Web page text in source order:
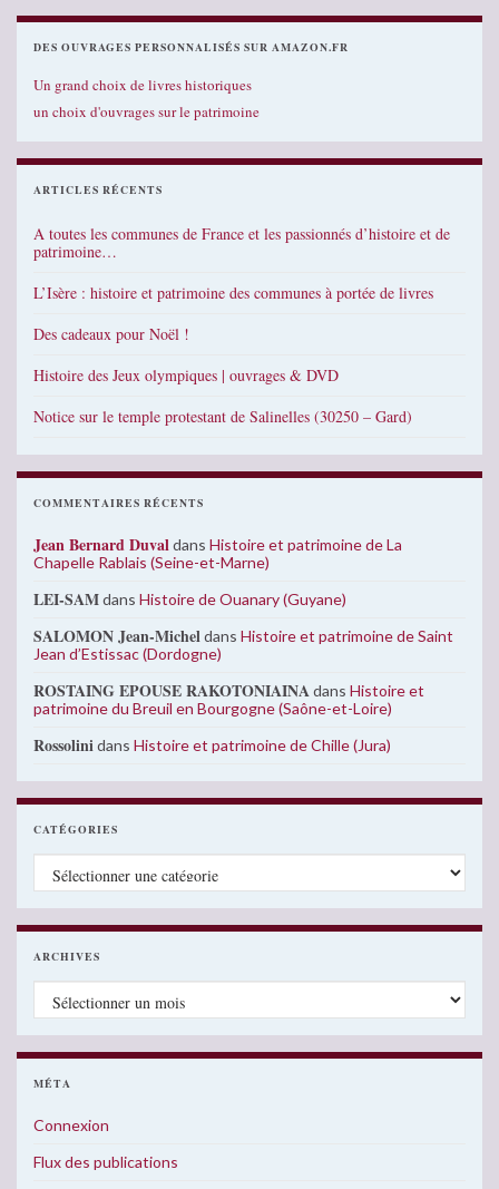
DES OUVRAGES PERSONNALISÉS SUR AMAZON.FR
Un grand choix de livres historiques
un choix d'ouvrages sur le patrimoine
ARTICLES RÉCENTS
A toutes les communes de France et les passionnés d’histoire et de
patrimoine…
L’Isère : histoire et patrimoine des communes à portée de livres
Des cadeaux pour Noël !
Histoire des Jeux olympiques | ouvrages & DVD
Notice sur le temple protestant de Salinelles (30250 – Gard)
COMMENTAIRES RÉCENTS
Jean Bernard Duvaldans Histoire et patrimoine de La
Chapelle Rablais (Seine-et-Marne)
LEI-SAMdans Histoire de Ouanary (Guyane)
SALOMON Jean-Micheldans Histoire et patrimoine de Saint
Jean d’Estissac (Dordogne)
ROSTAING EPOUSE RAKOTONIAINAdans Histoire et
patrimoine du Breuil en Bourgogne (Saône-et-Loire)
Rossolinidans Histoire et patrimoine de Chille (Jura)
CATÉGORIES
ARCHIVES
MÉTA
Connexion
Flux des publications